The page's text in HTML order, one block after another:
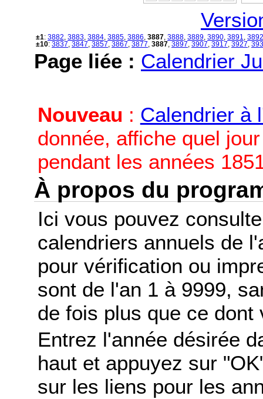
±1: 3882 3883 3884 3885 3886 3887 3888 3889 3890 3891
3892
±10: 3837 3847 3857 3867 3877 3887 3897 3907 3917 3927
Page liée : Calendrier
Nouveau : Calendrier à
donnée, affiche quel
pendant les années
À propos du
Ici vous pouvez
calendriers annuels de
pour vérification ou
sont de l'an 1 à 9999,
de fois plus que ce dont
Entrez l'année désirée
haut et appuyez sur
sur les liens pour les